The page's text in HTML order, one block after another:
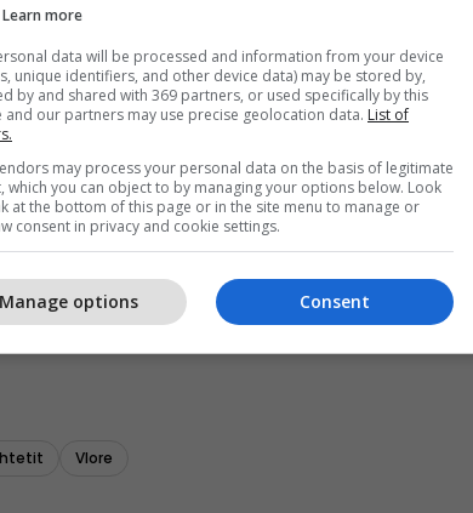
Learn more
data will be processed and information from your device
unique identifiers, and other device data) may be stored by,
by and shared with 369 partners, or used specifically by this
and our partners may use precise geolocation data. List of
may process your personal data on the basis of legitimate
which you can object to by managing your options below. Look
at the bottom of this page or in the site menu to manage or
consent in privacy and cookie settings.
Consent
Manage options